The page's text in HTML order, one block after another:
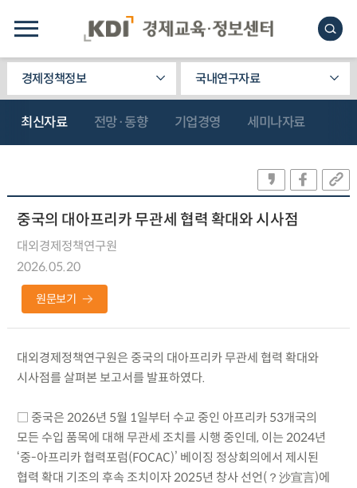
경제정책정보 국내연구자료
최신자료 전망·동향 기업경영 세미나자료
중국의 대아프리카 무관세 협력 확대와 시사점
대외경제정책연구원
2026.05.20
원문보기
대외경제정책연구원은 중국의 대아프리카 무관세 협력 확대와
시사점를 살펴본 보고서를 발표하였다.
□ 중국은 2026년 5월 1일부터 수교 중인 아프리카 53개국의
모든 수입 품목에 대해 무관세 조치를 시행 중인데, 이는 2024년
‘중-아프리카 협력포럼(FOCAC)’ 베이징 정상회의에서 제시된
협력 확대 기조의 후속 조치이자 2025년 창사 선언(？沙宣言)에